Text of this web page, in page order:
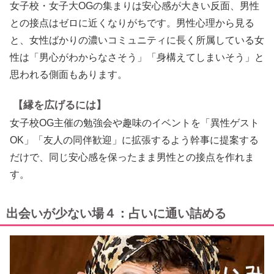
女子校・女子大OGの集まりは安心感が大きい反面、男性
との接点はゼロに近くなりがちです。男性心理から見る
と、女性ばかりの濃いコミュニティに長く所属している女
性は「男心がわからなさそう」「身構えてしまいそう」と
思われる側面もあります。
【縁を広げるには】
女子校OG主催の勉強会や趣味のイベントを「異性ゲスト
OK」「友人の同伴歓迎」に拡張するよう幹事に提案する
だけで、同じ安心感を保ったまま男性との接点を作れま
す。
出会いが少ない場４：占いに通い詰める